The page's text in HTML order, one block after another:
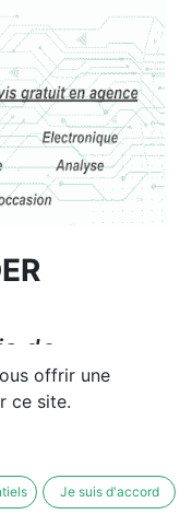
de
unoffrir une
ce site.
Je suis d'accord